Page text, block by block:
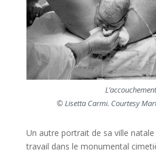
L’accouchement
© Lisetta Carmi. Courtesy
Un autre portrait de sa ville
travail dans le monumental